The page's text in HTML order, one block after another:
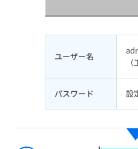
ユーザー名
パスワード 設